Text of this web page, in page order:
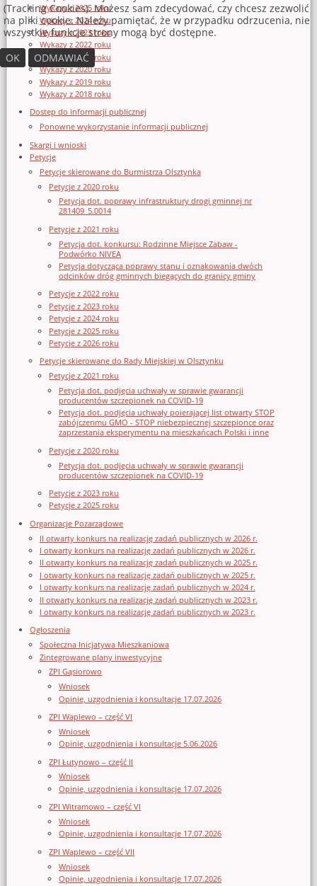
Wykazy z 2025 roku
Wykazy z 2024 roku
Wykazy z 2023 roku
Wykazy z 2022 roku
Wykazy z 2021 roku
Wykazy z 2020 roku
Wykazy z 2019 roku
Wykazy z 2018 roku
Dostęp do informacji publicznej
Ponowne wykorzystanie informacji publicznej
Skargi i wnioski
Petycje
Petycje skierowane do Burmistrza Olsztynka
Petycje z 2020 roku
Petycja dot. poprawy infrastruktury drogi gminnej nr
281409_5.0014
Petycje z 2021 roku
Petycja dot. konkursu: Rodzinne Miejsce Zabaw -
Podwórko NIVEA
Petycja dotycząca poprawy stanu i oznakowania dwóch
odcinków dróg gminnych biegących do granicy gminy
Petycje z 2022 roku
Petycje z 2023 roku
Petycje z 2024 roku
Petycje z 2025 roku
Petycje z 2026 roku
Petycje skierowane do Rady Miejskiej w Olsztynku
Petycje z 2021 roku
Petycja dot. podjęcia uchwały w sprawie gwarancji
producentów szczepionek na COVID-19
Petycja dot. podjęcia uchwały poierającej list otwarty STOP
zabójczenmu GMO - STOP niebezpiecznej szczepionce oraz
zaprzestania eksperymentu na mieszkańcach Polski i inne
Petycje z 2020 roku
Petycja dot. podjęcia uchwały w sprawie gwarancji
producentów szczepionek na COVID-19
Petycje z 2023 roku
Petycje z 2025 roku
Organizacje Pozarządowe
II otwarty konkurs na realizację zadań publicznych w 2026 r.
I otwarty konkurs na realizację zadań publicznych w 2026 r.
II otwarty konkurs na realizację zadań publicznych w 2025 r.
I otwarty konkurs na realizację zadań publicznych w 2025 r.
I otwarty konkurs na realizację zadań publicznych w 2024 r.
II otwarty konkurs na realizację zadań publicznych w 2023 r.
I otwarty konkurs na realizację zadań publicznych w 2023 r.
Ogłoszenia
Społeczna Inicjatywa Mieszkaniowa
Zintegrowane plany inwestycyjne
ZPI Gąsiorowo
Wniosek
Opinie, uzgodnienia i konsultacje 17.07.2026
ZPI Waplewo – część VI
Wniosek
Opinie, uzgodnienia i konsultacje 5.06.2026
ZPI Łutynowo – część II
Wniosek
Opinie, uzgodnienia i konsultacje 17.07.2026
ZPI Witramowo – część VI
Wniosek
Opinie, uzgodnienia i konsultacje 17.07.2026
ZPI Waplewo – część VII
Wniosek
Opinie, uzgodnienia i konsultacje 17.07.2026
(Tracking Cookies). Możesz sam zdecydować, czy chcesz zezwolić
na pliki cookie. Należy pamiętać, że w przypadku odrzucenia, nie
wszystkie funkcje strony mogą być dostępne.
OK
ODMAWIAĆ